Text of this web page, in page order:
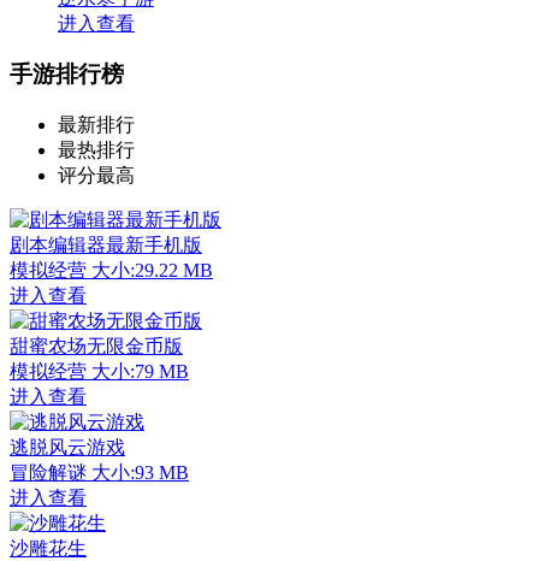
进入查看
手游排行榜
最新排行
最热排行
评分最高
剧本编辑器最新手机版
模拟经营 大小:29.22 MB
进入查看
甜蜜农场无限金币版
模拟经营 大小:79 MB
进入查看
逃脱风云游戏
冒险解谜 大小:93 MB
进入查看
沙雕花生